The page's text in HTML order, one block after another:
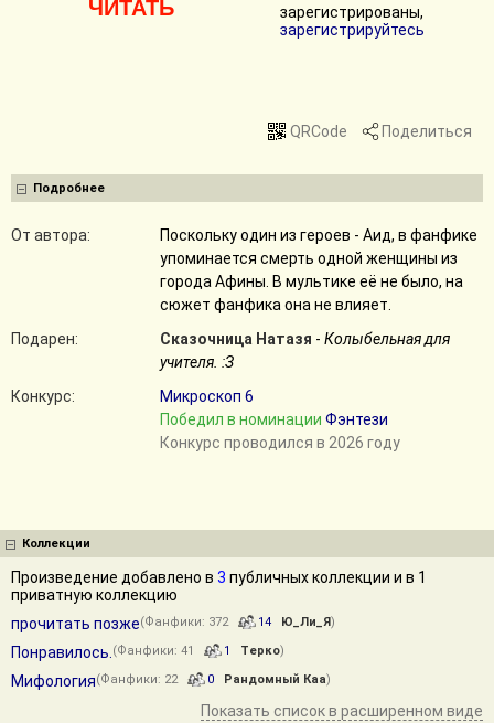
ЧИТАТЬ
зарегистрированы,
зарегистрируйтесь
QRCode Поделиться
Подробнее
От автора:
Поскольку один из героев - Аид, в фанфике
упоминается смерть одной женщины из
города Афины. В мультике еë не было, на
сюжет фанфика она не влияет.
Подарен:
Сказочница Натазя - Колыбельная для
учителя. :З
Конкурс:
Микроскоп 6
Победил в номинации Фэнтези
Конкурс проводился в 2026 году
Коллекции
Произведение добавлено в 3 публичных коллекции и в 1
приватную коллекцию
прочитать позже(Фанфики: 372 14 Ю_Ли_Я)
Понравилось. (Фанфики: 41 1 Терко)
Мифология(Фанфики: 22 0 Рандомный Каа)
Показать список в расширенном виде